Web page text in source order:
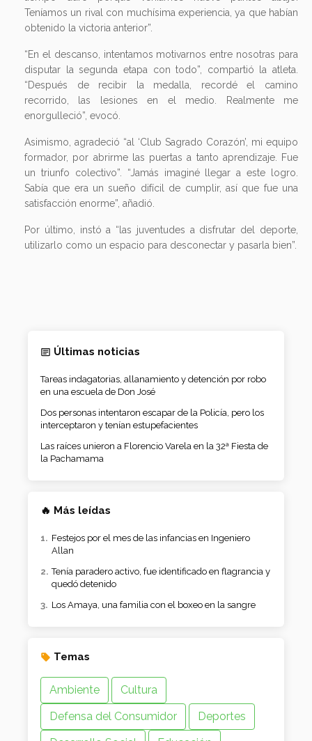
Teníamos un rival con muchísima experiencia, ya que habían
obtenido la victoria anterior”.
“En el descanso, intentamos motivarnos entre nosotras para
disputar la segunda etapa con todo”, compartió la atleta.
“Después de recibir la medalla, recordé el camino
recorrido, las lesiones en el medio. Realmente me
enorgulleció”, evocó.
Asimismo, agradeció “al ‘Club Sagrado Corazón’, mi equipo
formador, por abrirme las puertas a tanto aprendizaje. Fue
un triunfo colectivo”. “Jamás imaginé llegar a este logro.
Sabía que era un sueño difícil de cumplir, así que fue una
satisfacción enorme”, añadió.
Por último, instó a “las juventudes a disfrutar del deporte,
utilizarlo como un espacio para desconectar y pasarla bien”.
Últimas noticias
Tareas indagatorias, allanamiento y detención por robo
en una escuela de Don José
Dos personas intentaron escapar de la Policía, pero los
interceptaron y tenían estupefacientes
Las raíces unieron a Florencio Varela en la 32ª Fiesta de
la Pachamama
🔥 Más leídas
Festejos por el mes de las infancias en Ingeniero
Allan
Tenía paradero activo, fue identificado en flagrancia y
quedó detenido
Los Amaya, una familia con el boxeo en la sangre
Temas
Ambiente
Cultura
Defensa del Consumidor
Deportes